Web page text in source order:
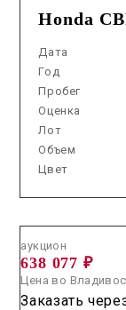
Honda
Дата
Год
Пробег
Оценка
Лот
Объем
Цвет
аукцион
638 077 ₽
Цена во
Заказать